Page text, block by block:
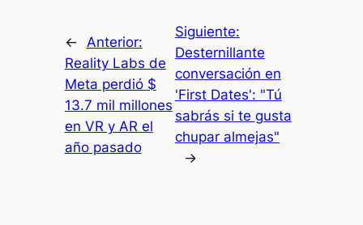
← Anterior:
Reality Labs de
Meta perdió $
13.7 mil millones
en VR y AR el
año pasado
Siguiente:
Desternillante
conversación en
'First Dates': "Tú
sabrás si te gusta
chupar almejas"
→